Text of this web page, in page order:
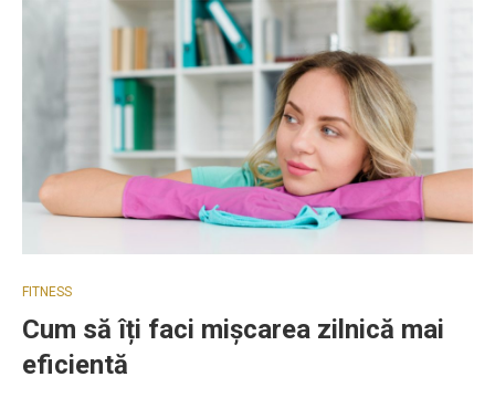
FITNESS
Cum să îți faci mișcarea zilnică mai
eficientă